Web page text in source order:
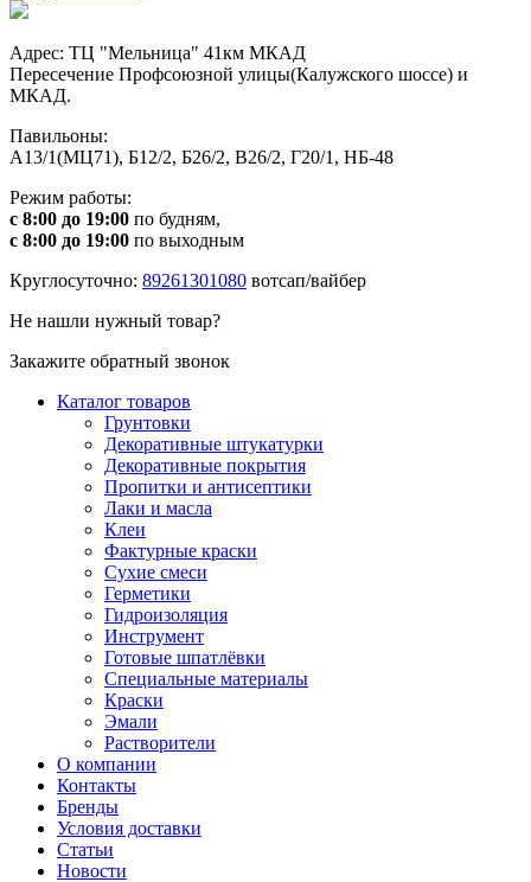
Адрес: ТЦ "Мельница" 41км МКАД
Пересечение Профсоюзной улицы(Калужского шоссе) и
МКАД.
Павильоны:
А13/1(МЦ71), Б12/2, Б26/2, В26/2, Г20/1, НБ-48
Режим работы:
с 8:00 до 19:00 по будням,
с 8:00 до 19:00 по выходным
Круглосуточно: 89261301080 вотсап/вайбер
Не нашли нужный товар?
Закажите обратный звонок
Каталог товаров
Грунтовки
Декоративные штукатурки
Декоративные покрытия
Пропитки и антисептики
Лаки и масла
Клеи
Фактурные краски
Сухие смеси
Герметики
Гидроизоляция
Инструмент
Готовые шпатлёвки
Специальные материалы
Краски
Эмали
Растворители
О компании
Контакты
Бренды
Условия доставки
Статьи
Новости